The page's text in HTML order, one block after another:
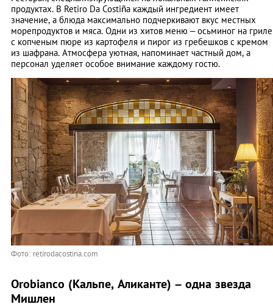
продуктах. В Retiro Da Costiña каждый ингредиент имеет
значение, а блюда максимально подчеркивают вкус местных
морепродуктов и мяса. Одни из хитов меню – осьминог на гриле
с копченым пюре из картофеля и пирог из гребешков с кремом
из шафрана. Атмосфера уютная, напоминает частный дом, а
персонал уделяет особое внимание каждому гостю.
Фото: retirodacostina.com
Orobianco (Кальпе, Аликанте) – одна звезда
Мишлен